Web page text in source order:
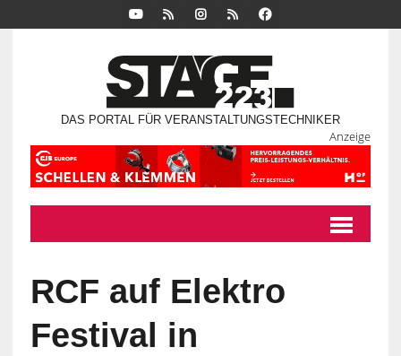
DAS PORTAL FÜR VERANSTALTUNGSTECHNIKER
Anzeige
RCF auf Elektro
Festival in